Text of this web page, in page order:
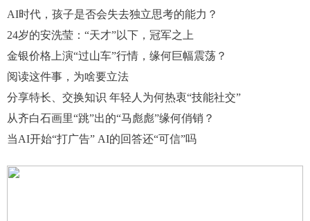
AI时代，孩子是否会失去独立思考的能力？
24岁的安洗莹：“天才”以下，冠军之上
金银价格上演“过山车”行情，缘何巨幅震荡？
阅读这件事，为啥要立法
分享特长、交换知识 年轻人为何热衷“技能社交”
从齐白石画里“跳”出的“马彪彪”缘何俏销？
当AI开始“打广告” AI的回答还“可信”吗